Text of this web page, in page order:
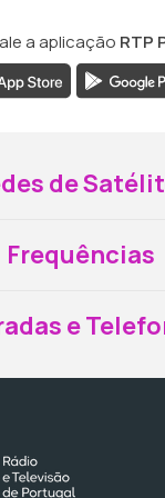
a aplicação RTP
de
Frequências
e